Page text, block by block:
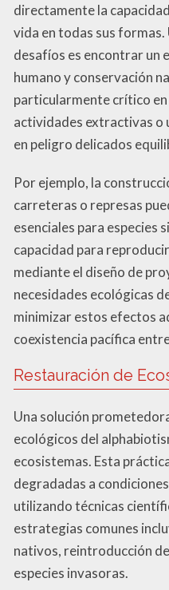
directamente la
vida en todas sus formas.
desafíos es encontrar un
humano y conservación
particularmente crítico
actividades extractivas o
en peligro delicados
Por ejemplo, la
carreteras o represas
esenciales para especies
capacidad para
mediante el diseño de
necesidades ecológicas
minimizar estos efectos
coexistencia pacífica
Restauración de
Una solución
ecológicos del
ecosistemas. Esta
degradadas a
utilizando técnicas
estrategias comunes
nativos, reintroducción
especies invasoras.